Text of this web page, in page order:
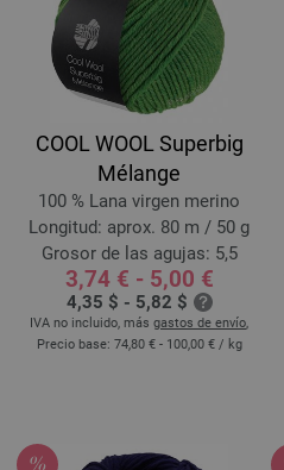
COOL WOOL Superbig
Mélange
100 % Lana virgen merino
Longitud: aprox. 80 m / 50 g
Grosor de las agujas: 5,5
3,74 € - 5,00 €
4,35 $ - 5,82 $
IVA no incluido, más gastos de envío,
Precio base: 74,80 € - 100,00 € / kg